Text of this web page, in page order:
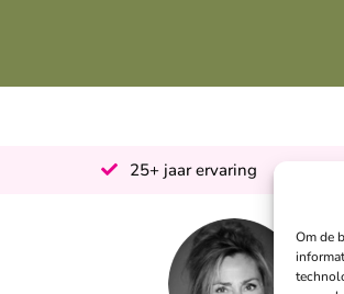
Om de
25+ jaar ervaring